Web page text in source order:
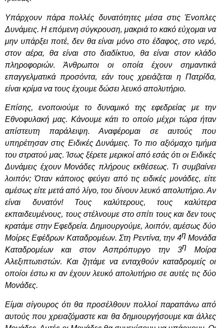
Υπάρχουν πάρα πολλές δυνατότητες μέσα στις Ένοπλες
Δυνάμεις. Η επόμενη σύγκρουση, μακριά το κακό εύχομαι να
μην υπάρξει ποτέ, δεν θα είναι μόνο στο έδαφος, στο νερό,
στον αέρα, θα είναι στο διαδίκτυο, θα είναι στον κλάδο
πληροφοριών. Άνθρωποι οι οποία έχουν σημαντικά
επαγγελματικά προσόντα, εάν τους χρειάζεται η Πατρίδα,
είναι κρίμα να τους έχουμε δώσει λευκό απολυτήριο.
Επίσης, ενοποιούμε το δυναμικό της εφεδρείας με την
Εθνοφυλακή μας. Κάνουμε κάτι το οποίο μέχρι τώρα ήταν
απίστευτη παράλειψη. Αναφέρομαι σε αυτούς που
υπηρέτησαν στις Ειδικές Δυνάμεις. Το πιο αξιόμαχο τμήμα
του στρατού μας. Ίσως ξέρετε μερικοί από εσάς ότι οι Ειδικές
Δυνάμεις έχουν Μονάδες πλήρους εκθέσεως. Τι συμβαίνει
λοιπόν; Όταν κάποιος φεύγει από τις ειδικές μονάδες, είτε
αμέσως είτε μετά από λίγο, του δίνουν λευκό απολυτήριο. Αν
είναι δυνατόν! Τους καλύτερους, τους καλύτερα
εκπαιδευμένους, τους στέλνουμε στο σπίτι τους και δεν τους
κρατάμε στην Εφεδρεία. Δημιουργούμε, λοιπόν, αμέσως δύο
Μοίρες Εφέδρων Καταδρομέων. Στη Ρεντίνα, την 4η Μονάδα
Καταδρομέων και στον Ασπρόπυργο την 3η Μοίρα
Αλεξιπτωτιστών. Και ζητάμε να ενταχθούν καταδρομείς οι
οποίοι έστω κι αν έχουν λευκό απολυτήριο σε αυτές τις δύο
Μονάδες.
Είμαι σίγουρος ότι θα προσέλθουν πολλοί παραπάνω από
αυτούς που χρειαζόμαστε και θα δημιουργήσουμε και άλλες